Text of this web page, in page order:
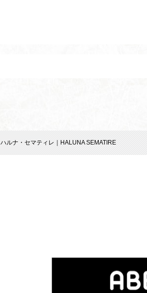
ハルナ・セマティレ｜HALUNA SEMATIRE